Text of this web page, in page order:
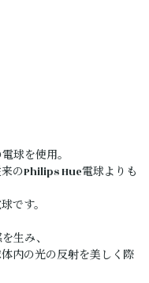
球を使用。
のPhilips Hue電球よりも
です。
生み、
内の光の反射を美しく際